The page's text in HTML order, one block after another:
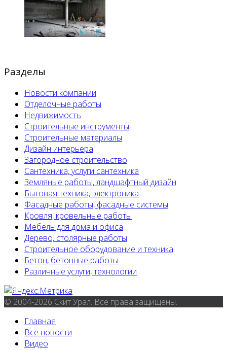
Разделы
Новости компании
Отделочные работы
Недвижимость
Строительные инструменты
Строительные материалы
Дизайн интерьера
Загородное строительство
Сантехника, услуги сантехника
Земляные работы, ландшафтный дизайн
Бытовая техника, электроника
Фасадные работы, фасадные системы
Кровля, кровельные работы
Мебель для дома и офиса
Дерево, столярные работы
Строительное оборудование и техника
Бетон, бетонные работы
Различные услуги, технологии
© 2004-2026 Скит Урал. Все права защищены.
Главная
Все новости
Видео